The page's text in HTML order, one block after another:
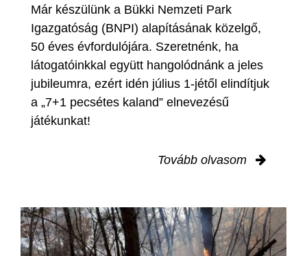
Már készülünk a Bükki Nemzeti Park
Igazgatóság (BNPI) alapításának közelgő,
50 éves évfordulójára. Szeretnénk, ha
látogatóinkkal együtt hangolódnánk a jeles
jubileumra, ezért idén július 1-jétől elindítjuk
a „7+1 pecsétes kaland” elnevezésű
játékunkat!
Tovább olvasom